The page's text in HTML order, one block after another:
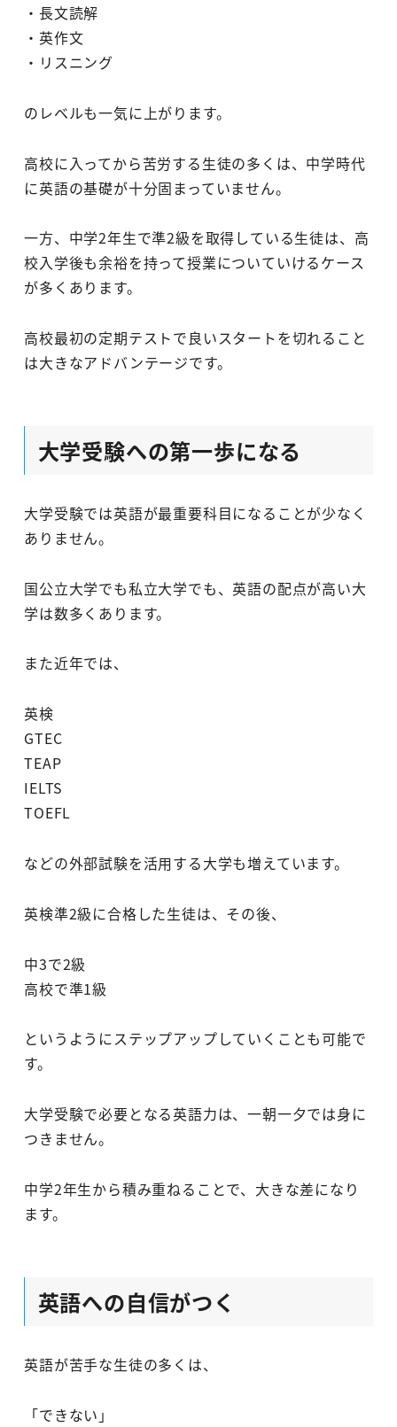
・長文読解
・英作文
・リスニング
のレベルも一気に上がります。
高校に入ってから苦労する生徒の多くは、中学時代
に英語の基礎が十分固まっていません。
一方、中学2年生で準2級を取得している生徒は、高
校入学後も余裕を持って授業についていけるケース
が多くあります。
高校最初の定期テストで良いスタートを切れること
は大きなアドバンテージです。
大学受験への第一歩になる
大学受験では英語が最重要科目になることが少なく
ありません。
国公立大学でも私立大学でも、英語の配点が高い大
学は数多くあります。
また近年では、
英検
GTEC
TEAP
IELTS
TOEFL
などの外部試験を活用する大学も増えています。
英検準2級に合格した生徒は、その後、
中3で2級
高校で準1級
というようにステップアップしていくことも可能で
す。
大学受験で必要となる英語力は、一朝一夕では身に
つきません。
中学2年生から積み重ねることで、大きな差になり
ます。
英語への自信がつく
英語が苦手な生徒の多くは、
「できない」